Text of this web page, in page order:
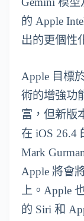
的 Apple
出的更個性
Apple 目標
術的增強功
富，但新版
在 iOS 26.4
Mark
Apple 將會
上。Apple
的 Siri 和